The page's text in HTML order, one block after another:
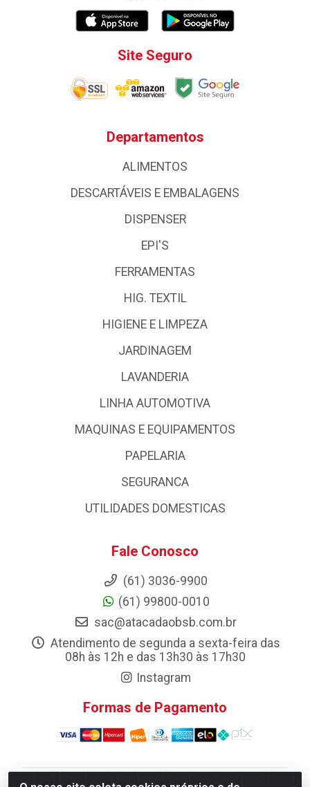
Site Seguro
Departamentos
ALIMENTOS
DESCARTÁVEIS E EMBALAGENS
DISPENSER
EPI'S
FERRAMENTAS
HIG. TEXTIL
HIGIENE E LIMPEZA
JARDINAGEM
LAVANDERIA
LINHA AUTOMOTIVA
MAQUINAS E EQUIPAMENTOS
PAPELARIA
SEGURANCA
UTILIDADES DOMESTICAS
Fale Conosco
(61) 3036-9900
(61) 99800-0010
sac@atacadaobsb.com.br
Atendimento de segunda a sexta-feira das
08h às 12h e das 13h30 às 17h30
Instagram
Formas de Pagamento